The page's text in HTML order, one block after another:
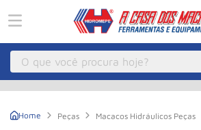
O que você procura hoje?
Peças Macacos Hidráulicos Peças
Guincho Eletrico